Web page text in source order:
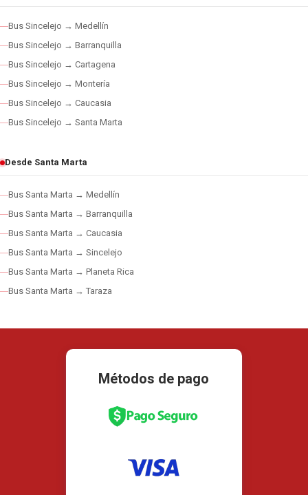
Bus Sincelejo → Medellín
Bus Sincelejo → Barranquilla
Bus Sincelejo → Cartagena
Bus Sincelejo → Montería
Bus Sincelejo → Caucasia
Bus Sincelejo → Santa Marta
Desde Santa Marta
Bus Santa Marta → Medellín
Bus Santa Marta → Barranquilla
Bus Santa Marta → Caucasia
Bus Santa Marta → Sincelejo
Bus Santa Marta → Planeta Rica
Bus Santa Marta → Taraza
Métodos de pago